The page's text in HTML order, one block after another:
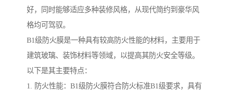
好，同时能够适应多种装修风格，从现代简约到豪华风
格均可驾驭。
B1级防火膜是一种具有较高防火性能的材料，主要用于
建筑玻璃、装饰材料等领域，以提高其防火安全等级。
以下是其主要特点：
1. 防火性能：B1级防火膜符合防火标准B1级要求，具有